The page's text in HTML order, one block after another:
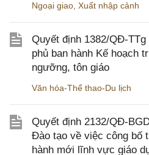
Ngoại giao Xuất nhập cảnh
Quyết định 1382/QĐ-
phủ ban hành Kế hoạch
ngưỡng, tôn giáo
Văn hóa-Thể thao-Du lịch
Quyết định 2132/QĐ-
Đào tạo về việc công bố
hành mới lĩnh vực giáo